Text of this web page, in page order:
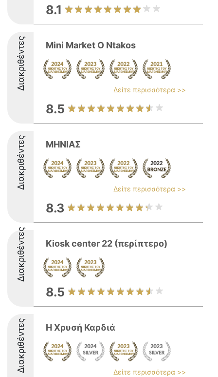
8.1
Διακριθέντες Mini Market O Ntakos
Δείτε περισσότερα >>
8.5
Διακριθέντες ΜΗΝΙΑΣ
Δείτε περισσότερα >>
8.3
Διακριθέντες Kiosk center 22 (περίπτερο)
8.5
Διακριθέντες Η Χρυσή Καρδιά
Δείτε περισσότερα >>